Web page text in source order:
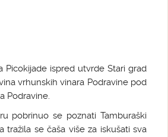
Picokijade ispred utvrde Stari grad
vrhunskih vinara Podravine pod
Podravine.
pobrinuo se poznati Tamburaški
tražila se čaša više za iskušati sva